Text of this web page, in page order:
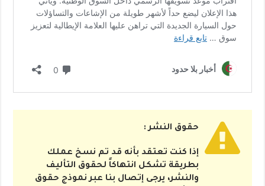
حقوق النشر :
إذا كنت تعتقد بأنه قد تم نسخ عملك
بطريقة تشكل انتهاكاً لحقوق التأليف
والنشر، يرجى إتصال بنا عبر نموذج حقوق